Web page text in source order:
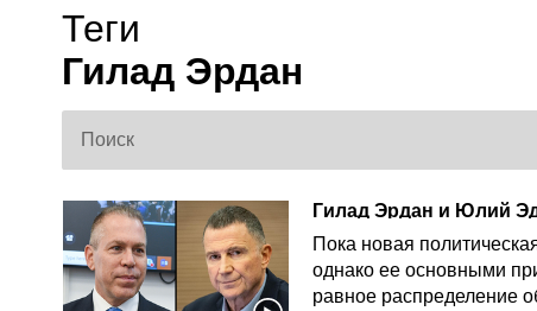
Теги
Гилад Эрдан
Пока новая
однако ее основными
равное распределение